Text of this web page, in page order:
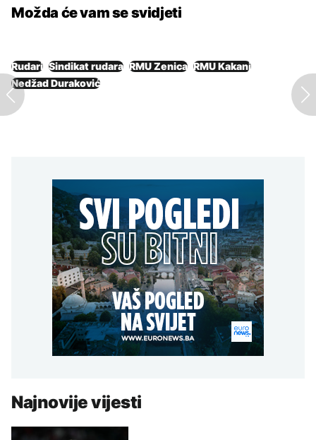
Možda će vam se svidjeti
Rudari Sindikat rudara RMU Zenica RMU Kakanj
Nedžad Duraković
Najnovije vijesti